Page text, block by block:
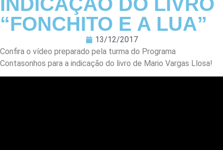
“FONCHITO E A LUA”
13/12/2017
Confira o vídeo preparado pela turma do Programa
Contasonhos para a indicação do livro de Mario Vargas Llosa!